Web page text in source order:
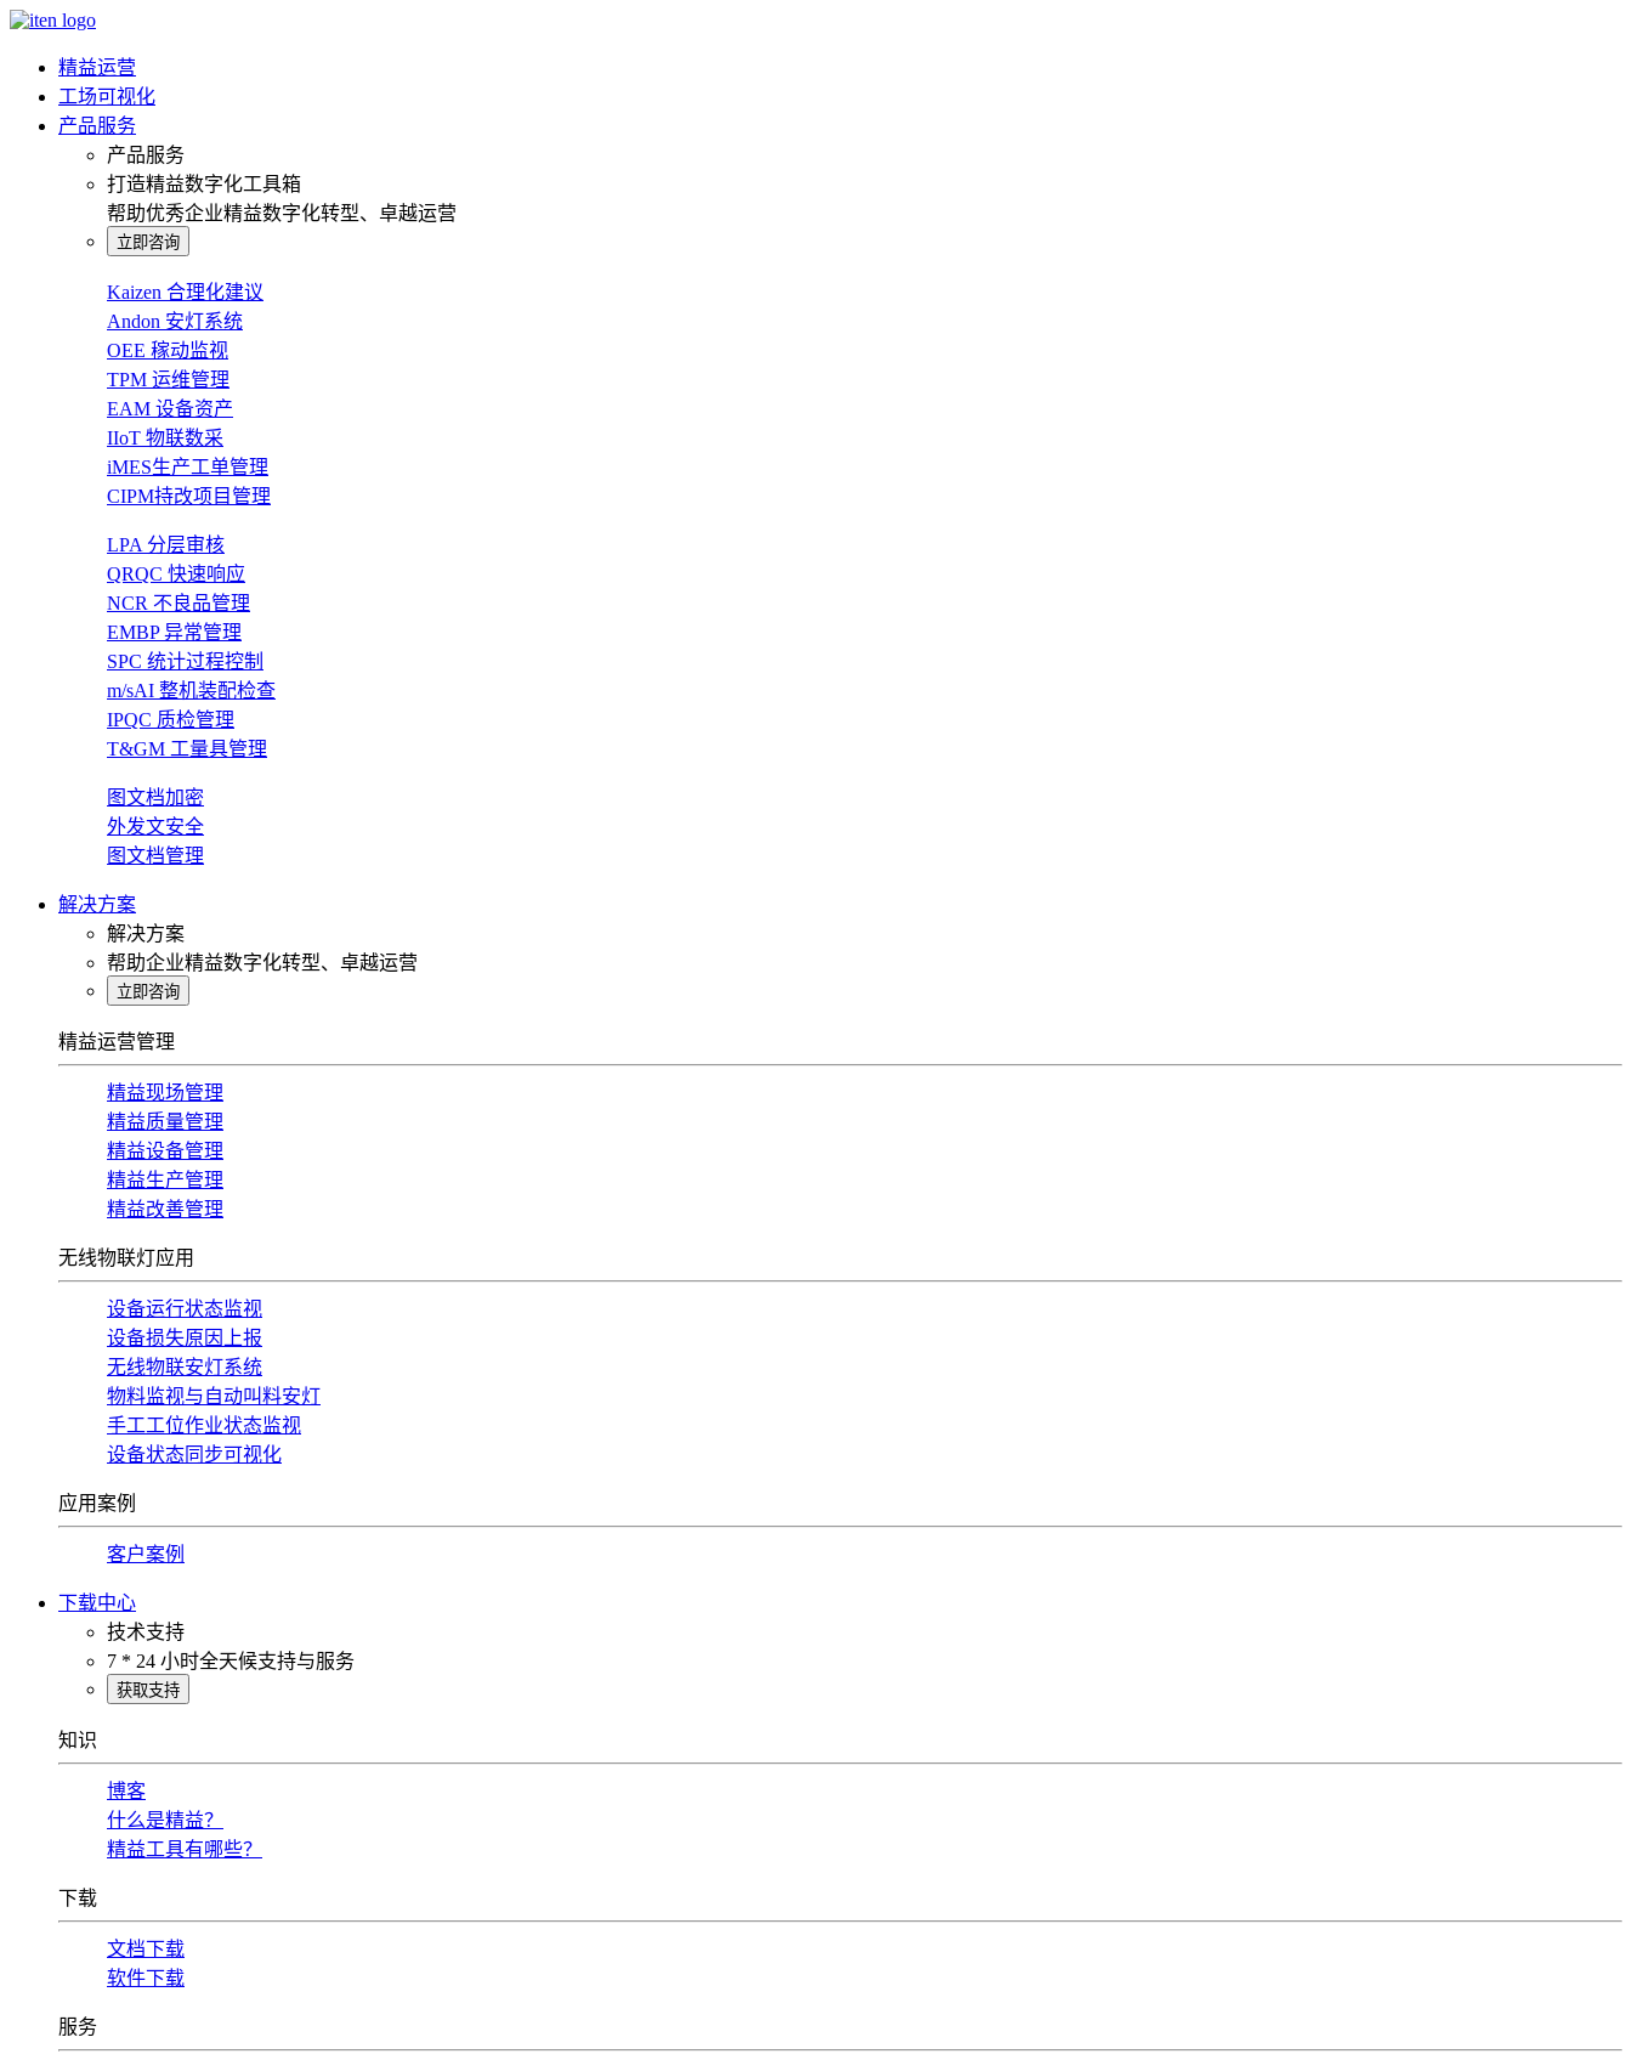
精益运营
工场可视化
产品服务
产品服务
打造精益数字化工具箱
帮助优秀企业精益数字化转型、卓越运营
立即咨询
Kaizen 合理化建议
Andon 安灯系统
OEE 稼动监视
TPM 运维管理
EAM 设备资产
IIoT 物联数采
iMES生产工单管理
CIPM持改项目管理
LPA 分层审核
QRQC 快速响应
NCR 不良品管理
EMBP 异常管理
SPC 统计过程控制
m/sAI 整机装配检查
IPQC 质检管理
T&GM 工量具管理
图文档加密
外发文安全
图文档管理
解决方案
解决方案
帮助企业精益数字化转型、卓越运营
立即咨询
精益运营管理
精益现场管理
精益质量管理
精益设备管理
精益生产管理
精益改善管理
无线物联灯应用
设备运行状态监视
设备损失原因上报
无线物联安灯系统
物料监视与自动叫料安灯
手工工位作业状态监视
设备状态同步可视化
应用案例
客户案例
下载中心
技术支持
7 * 24 小时全天候支持与服务
获取支持
知识
博客
什么是精益？
精益工具有哪些？
下载
文档下载
软件下载
服务